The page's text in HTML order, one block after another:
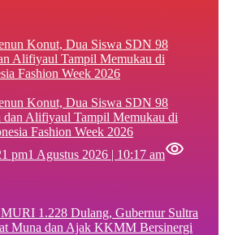
Konut, Dua Siswa SDN 98
Alifiyaul Tampil Memukau di
Fashion Week 2026
pm1 Agustus 2026 | 10:17 am
1.228 Dulang, Gubernur Sultra
Muna dan Ajak KKMM Bersinergi